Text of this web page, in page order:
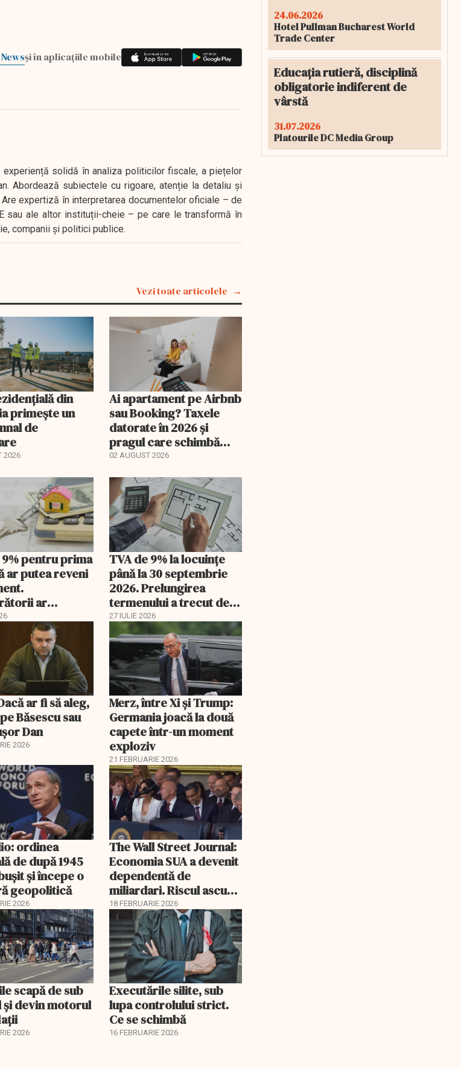
și în aplicațiile mobile
solidă în analiza politicilor fiscale, a piețelor
Abordează subiectele cu rigoare, atenție la detaliu și
expertiză în interpretarea documentelor oficiale – de
sau ale altor instituții-cheie – pe care le transformă în
companii și politici publice.
Vezi toate articolele
din
primește un
de
2026
Ai apartament pe Airbnb
sau Booking? Taxele
datorate în 2026 și
pragul care schimbă
regimul fiscal
02 AUGUST 2026
9% pentru prima
ar putea reveni
ar
zeci de mii de
TVA de 9% la locuințe
până la 30 septembrie
2026. Prelungirea
termenului a trecut de
comisia din Parlament
27 IULIE 2026
ar fi să aleg,
Băsescu sau
Dan
2026
Merz, între Xi și Trump:
Germania joacă la două
capete într-un moment
exploziv
21 FEBRUARIE 2026
ordinea
de după 1945
și începe o
geopolitică
2026
The Wall Street Journal:
Economia SUA a devenit
dependentă de
miliardari. Riscul ascuns
pentru burse și consum
18 FEBRUARIE 2026
scapă de sub
devin motorul
2026
Executările silite, sub
lupa controlului strict.
Ce se schimbă
16 FEBRUARIE 2026
24.06.2026
Hotel Pullman Bucharest World
Trade Center
Educația rutieră, disciplină
obligatorie indiferent de
vârstă
31.07.2026
Platourile DC Media Group